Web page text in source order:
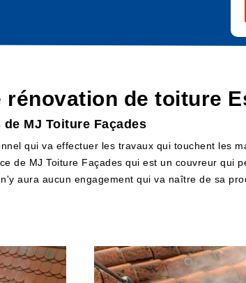
de toiture
MJ Toiture Façades
qui va effectuer les travaux qui touchent les
de MJ Toiture Façades qui est un couvreur qui
aura aucun engagement qui va naître de sa